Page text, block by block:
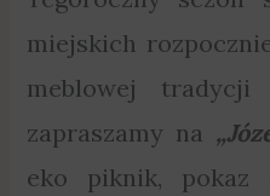
miejskich
meblowej tradycji
zapraszamy na
eko piknik, pokaz